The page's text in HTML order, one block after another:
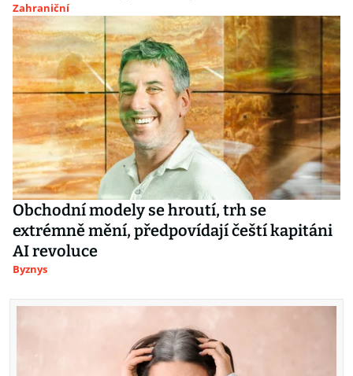
Zahraniční
Obchodní modely se hroutí, trh se
extrémně mění, předpovídají čeští kapitáni
AI revoluce
Byznys